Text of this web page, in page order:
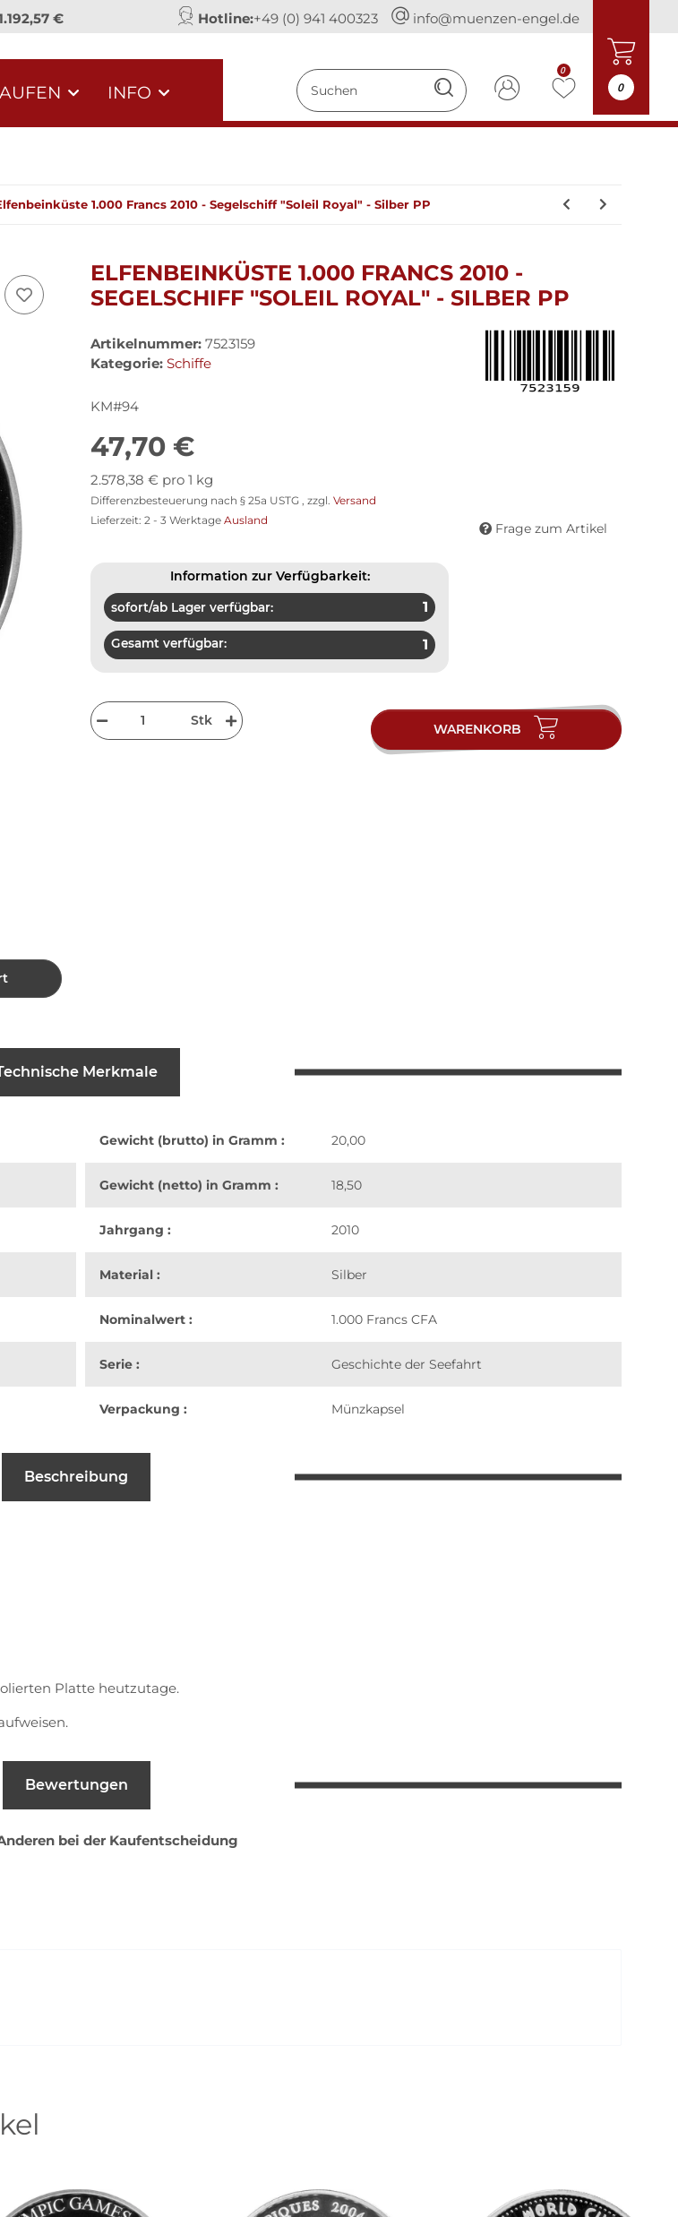
€ Hotline:+49 (0) 941 400323 info@muenzen-engel.de
0
0
INFO
1.000 Francs 2010 - Segelschiff "Soleil Royal" - Silber PP
ELFENBEINKÜSTE 1.000 FRANCS 2010 -
SEGELSCHIFF "SOLEIL ROYAL" - SILBER PP
Artikelnummer: 7523159
Kategorie: Schiffe
KM#94
47,70 €
2.578,38 € pro 1 kg
Differenzbesteuerung nach § 25a USTG , zzgl. Versand
Lieferzeit: 2 - 3 Werktage Ausland
Frage zum Artikel
Information zur Verfügbarkeit:
sofort/ab Lager verfügbar: 1
Gesamt verfügbar: 1
Stk
WARENKORB
Merkmale
Gewicht (brutto) in Gramm : 20,00
Gewicht (netto) in Gramm : 18,50
Jahrgang : 2010
Material : Silber
Nominalwert : 1.000 Francs CFA
Serie : Geschichte der Seefahrt
Verpackung : Münzkapsel
Beschreibung
Platte heutzutage.
Bewertungen
bei der Kaufentscheidung